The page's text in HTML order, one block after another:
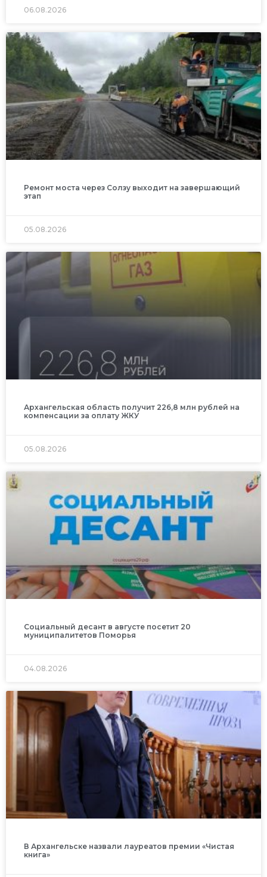
06.08.2026
Ремонт моста через Солзу выходит на завершающий
этап
05.08.2026
Архангельская область получит 226,8 млн рублей на
компенсации за оплату ЖКУ
05.08.2026
Социальный десант в августе посетит 20
муниципалитетов Поморья
04.08.2026
В Архангельске назвали лауреатов премии «Чистая
книга»